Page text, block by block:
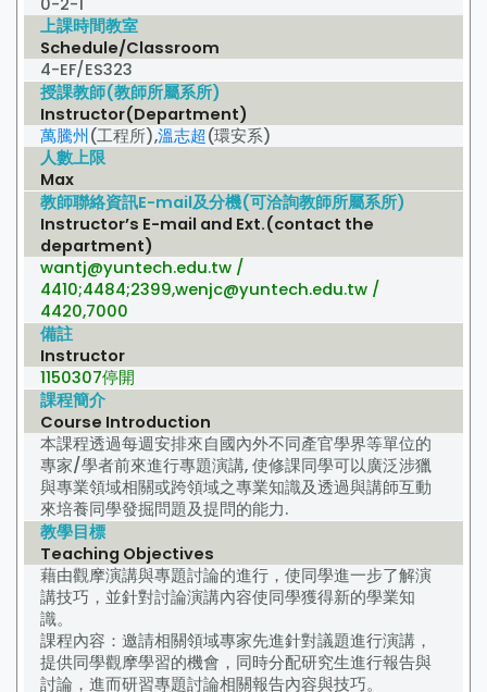
0-2-1
上課時間教室
Schedule/Classroom
4-EF/ES323
授課教師(教師所屬系所)
Instructor(Department)
萬騰州 (工程所),溫志超 (環安系)
人數上限
Max
教師聯絡資訊E-mail及分機(可洽詢教師所屬系所)
Instructor’s E-mail and Ext.(contact the
department)
wantj@yuntech.edu.tw /
4410;4484;2399,wenjc@yuntech.edu.tw /
4420,7000
備註
Instructor
1150307停開
課程簡介
Course Introduction
本課程透過每週安排來自國內外不同產官學界等單位的
專家/學者前來進行專題演講, 使修課同學可以廣泛涉獵
與專業領域相關或跨領域之專業知識及透過與講師互動
來培養同學發掘問題及提問的能力.
教學目標
Teaching Objectives
藉由觀摩演講與專題討論的進行，使同學進一步了解演
講技巧，並針對討論演講內容使同學獲得新的學業知
識。
課程內容：邀請相關領域專家先進針對議題進行演講，
提供同學觀摩學習的機會，同時分配研究生進行報告與
討論，進而研習專題討論相關報告內容與技巧。